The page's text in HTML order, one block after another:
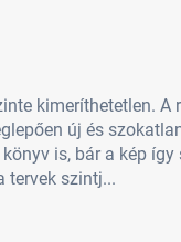
kimeríthetetlen. A
új és
is, bár a kép így
tervek szintj...